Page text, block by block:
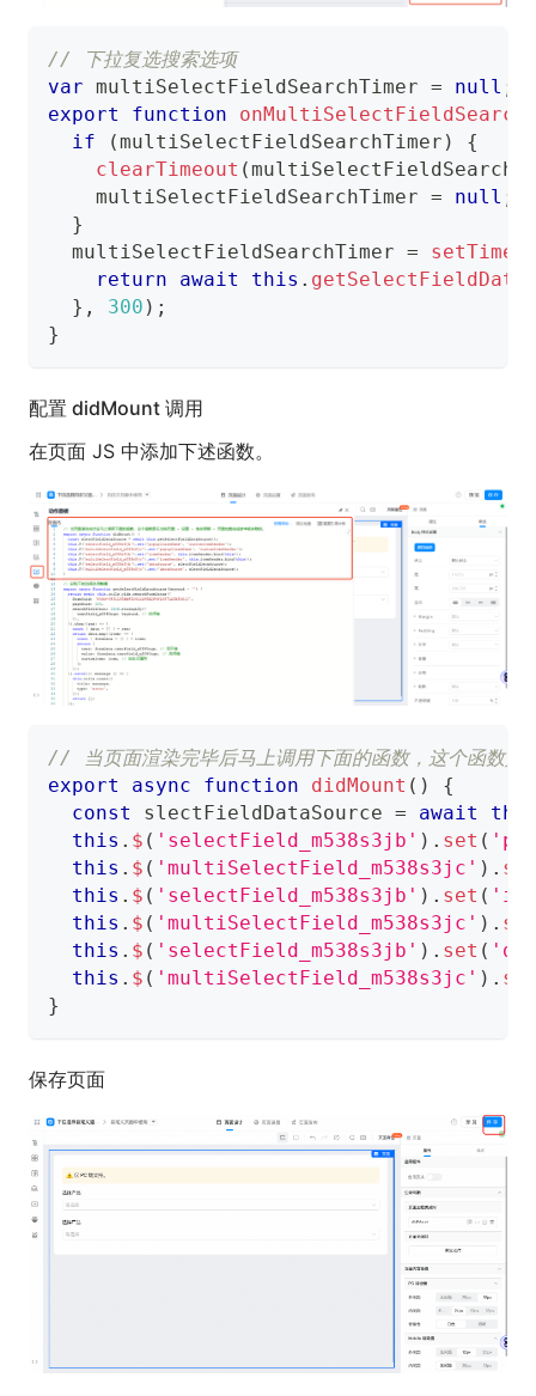
// 下拉复选搜索选项
var multiSelectFieldSearchTimer = null ;
export
function onMultiSelectFieldSearch
if
(multiSelectFieldSearchTimer )
{
clearTimeout (
    multiSelectFieldSearchTimer
= null ;
}
  multiSelectFieldSearchTimer
=
return
await this .
} , 300 ) ;
}
配置 didMount 调用
在页面 JS 中添加下述函数。
// 当页面渲染完毕后马上调用下面的函数，这个函数
export
async function didMount ( )
{
const
slectFieldDataSource = await
this . $ ( 'selectField_m538s3jb' ) . set (
this . $ ( 'multiSelectField_m538s3jc' ) .
this . $ ( 'selectField_m538s3jb' ) . set (
this . $ ( 'multiSelectField_m538s3jc' ) .
this . $ ( 'selectField_m538s3jb' ) . set (
this . $ ( 'multiSelectField_m538s3jc' ) .
}
保存页面